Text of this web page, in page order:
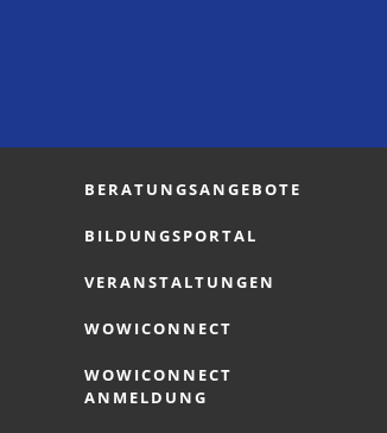
BERATUNGSANGEBOTE
BILDUNGSPORTAL
VERANSTALTUNGEN
WOWICONNECT
WOWICONNECT
ANMELDUNG